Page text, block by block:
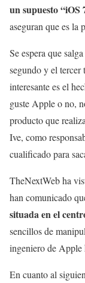
un supuesto “iOS
aseguran que es la
Se espera que
segundo y el tercer
interesante es el
guste Apple o no,
producto que
Ive, como
cualificado para
TheNextWeb ha
han comunicado
situada en el
sencillos de
ingeniero de Apple
En cuanto al